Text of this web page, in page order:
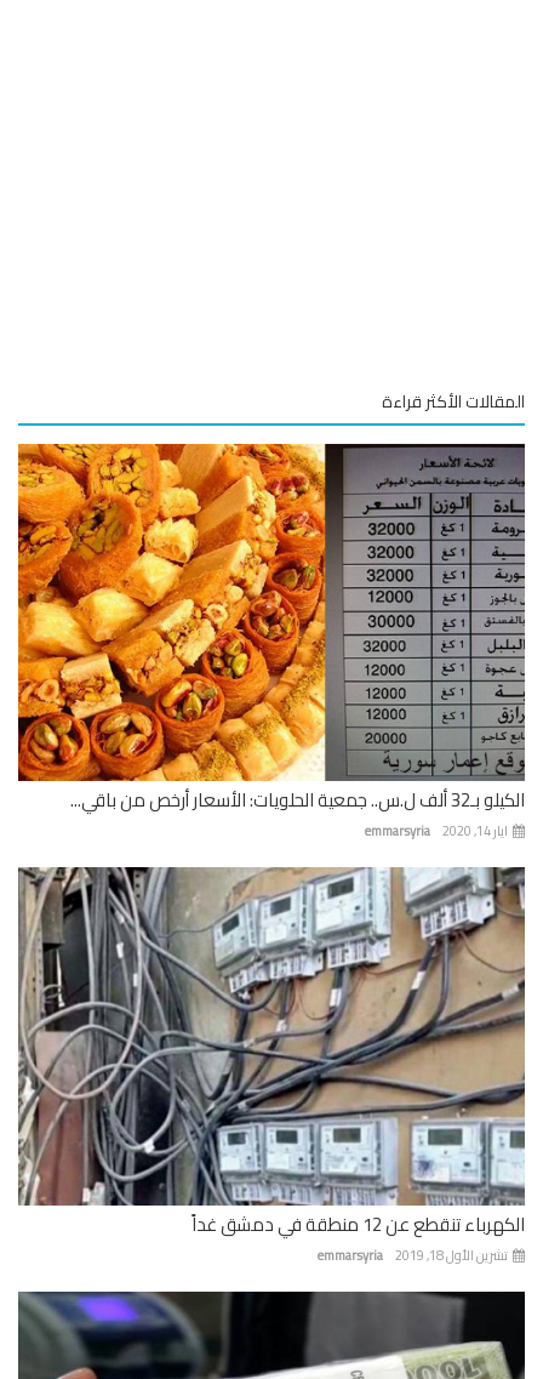
الأكثر قراءة
الحلويات: الأسعار أرخص من باقي...
emmarsyria
تنقطع عن 12 منطقة في دمشق غداً
emmarsyria الأول 18, 2019